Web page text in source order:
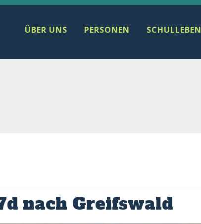
ÜBER UNS PERSONEN SCHULLEBEN
nach Greifswald